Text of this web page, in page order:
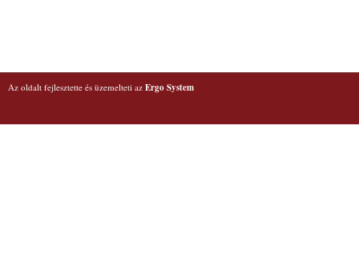
Az oldalt fejlesztette és üzemelteti az Ergo System